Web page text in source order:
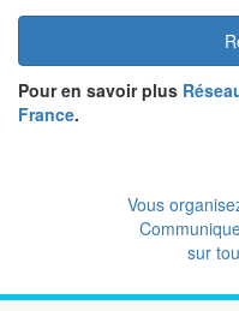
Pour en savoir plus
France.
Vous
sur